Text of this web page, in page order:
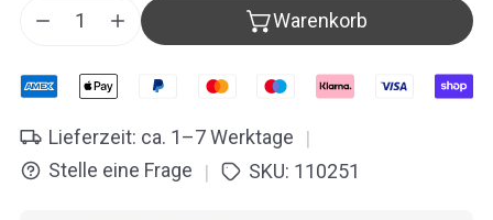
Menge für Klangschalentasche &quot;Blume des
Menge für Klangschalentasche
Warenkorb
Lieferzeit: ca. 1–7 Werktage
|
Stelle eine Frage
| SKU: 110251